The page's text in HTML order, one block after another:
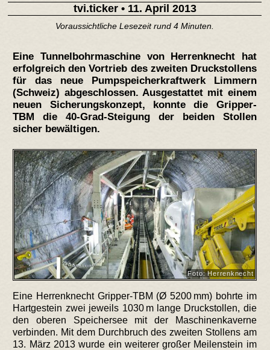
tvi.ticker• 11. April 2013
Voraussichtliche Lesezeit rund 4 Minuten.
Eine Tunnelbohrmaschine von Herrenknecht hat
erfolgreich den Vortrieb des zweiten Druckstollens
für das neue Pumpspeicherkraftwerk Limmern
(Schweiz) abgeschlossen. Ausgestattet mit einem
neuen Sicherungskonzept, konnte die Gripper-
TBM die 40-Grad-Steigung der beiden Stollen
sicher bewältigen.
Foto: Herrenknecht
Eine Herrenknecht Gripper-TBM (Ø 5200 mm) bohrte im
Hartgestein zwei jeweils 1030 m lange Druckstollen, die
den oberen Speichersee mit der Maschinenkaverne
verbinden. Mit dem Durchbruch des zweiten Stollens am
13. März 2013 wurde ein weiterer großer Meilenstein im